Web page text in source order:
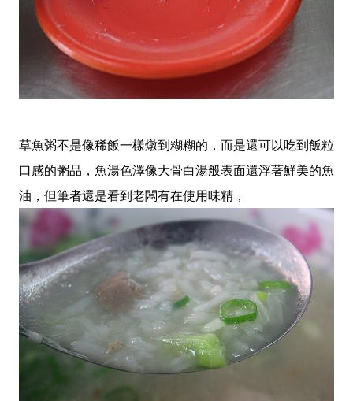
草魚粥不是像稀飯一樣燉到糊糊的，而是還可以吃到飯粒
口感的粥品，魚湯色澤像大骨白湯般表面還浮著鮮美的魚
油，但筆者還是看到老闆有在使用味精，